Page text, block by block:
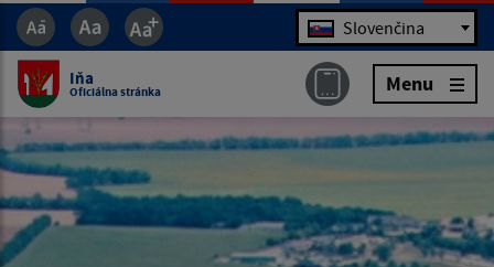
Jazyk Slovenčina
Iňa
Oficiálna stránka Menu